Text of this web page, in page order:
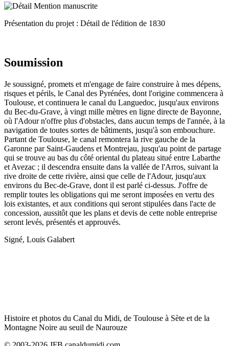
Présentation du projet : Détail de l'édition de 1830
Soumission
Je soussigné, promets et m'engage de faire construire à mes dépens,
risques et périls, le Canal des Pyrénées, dont l'origine commencera à
Toulouse, et continuera le canal du Languedoc, jusqu'aux environs
du Bec-du-Grave, à vingt mille mètres en ligne directe de Bayonne,
où l'Adour n'offre plus d'obstacles, dans aucun temps de l'année, à la
navigation de toutes sortes de bâtiments, jusqu'à son embouchure.
Partant de Toulouse, le canal remontera la rive gauche de la
Garonne par Saint-Gaudens et Montrejau, jusqu'au point de partage
qui se trouve au bas du côté oriental du plateau situé entre Labarthe
et Avezac ; il descendra ensuite dans la vallée de l'Arros, suivant la
rive droite de cette rivière, ainsi que celle de l'Adour, jusqu'aux
environs du Bec-de-Grave, dont il est parlé ci-dessus. J'offre de
remplir toutes les obligations qui me seront imposées en vertu des
lois existantes, et aux conditions qui seront stipulées dans l'acte de
concession, aussitôt que les plans et devis de cette noble entreprise
seront levés, présentés et approuvés.
Signé, Louis Galabert
Histoire et photos du Canal du Midi, de Toulouse à Sète et de la
Montagne Noire au seuil de Naurouze